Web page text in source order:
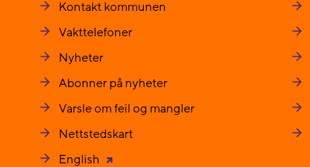
Kontakt kommunen
Vakttelefoner
Nyheter
Abonner på nyheter
Varsle om feil og mangler
Nettstedskart
English